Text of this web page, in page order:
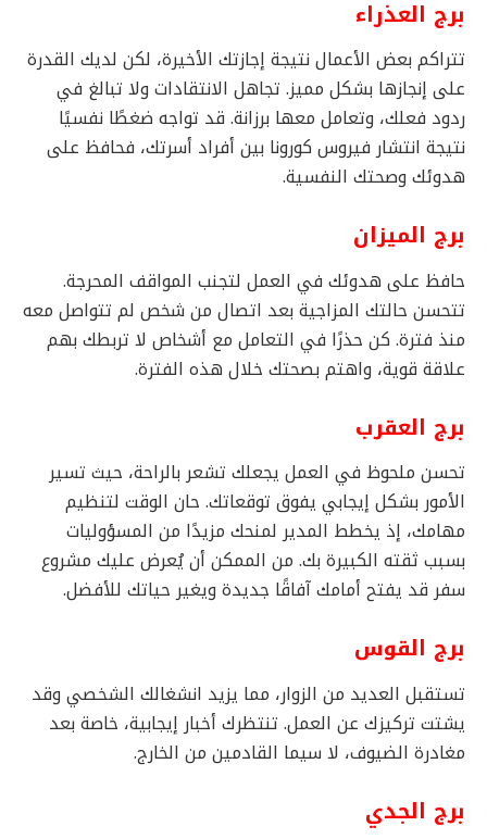
برج العذراء
تتراكم بعض الأعمال نتيجة إجازتك الأخيرة، لكن لديك القدرة
على إنجازها بشكل مميز. تجاهل الانتقادات ولا تبالغ في
ردود فعلك، وتعامل معها برزانة. قد تواجه ضغطًا نفسيًا
نتيجة انتشار فيروس كورونا بين أفراد أسرتك، فحافظ على
هدوئك وصحتك النفسية.
برج الميزان
حافظ على هدوئك في العمل لتجنب المواقف المحرجة.
تتحسن حالتك المزاجية بعد اتصال من شخص لم تتواصل معه
منذ فترة. كن حذرًا في التعامل مع أشخاص لا تربطك بهم
علاقة قوية، واهتم بصحتك خلال هذه الفترة.
برج العقرب
تحسن ملحوظ في العمل يجعلك تشعر بالراحة، حيث تسير
الأمور بشكل إيجابي يفوق توقعاتك. حان الوقت لتنظيم
مهامك، إذ يخطط المدير لمنحك مزيدًا من المسؤوليات
بسبب ثقته الكبيرة بك. من الممكن أن يُعرض عليك مشروع
سفر قد يفتح أمامك آفاقًا جديدة ويغير حياتك للأفضل.
برج القوس
تستقبل العديد من الزوار، مما يزيد انشغالك الشخصي وقد
يشتت تركيزك عن العمل. تنتظرك أخبار إيجابية، خاصة بعد
مغادرة الضيوف، لا سيما القادمين من الخارج.
برج الجدي